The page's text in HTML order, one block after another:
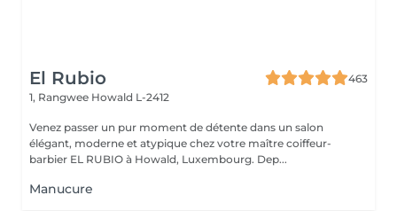
El Rubio
463
1, Rangwee Howald L-2412
Venez passer un pur moment de détente dans un salon
élégant, moderne et atypique chez votre maître coiffeur-
barbier EL RUBIO à Howald, Luxembourg. Dep...
Manucure